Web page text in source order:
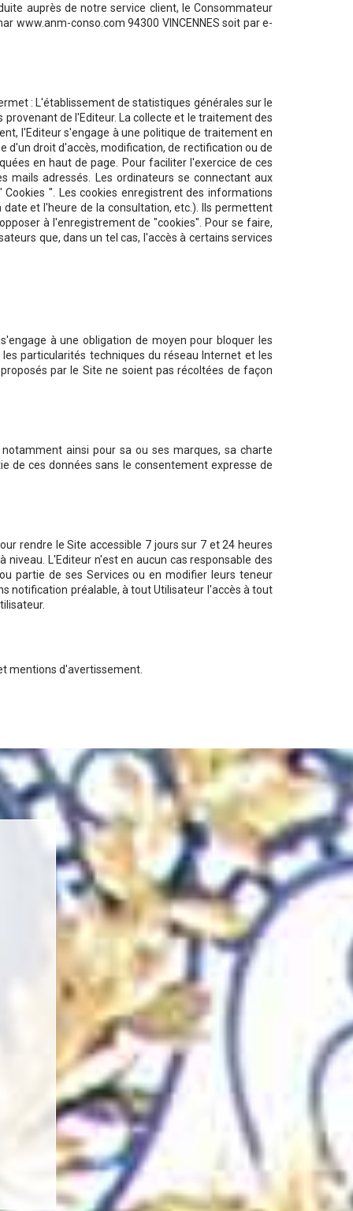
auprès de notre service client, le Consommateur
www.anm-conso.com 94300 VINCENNES soit par e-
: L'établissement de statistiques générales sur le
de l'Editeur. La collecte et le traitement des
l'Editeur s'engage à une politique de traitement en
d'un droit d'accès, modification, de rectification ou de
en haut de page. Pour faciliter l'exercice de ces
mails adressés. Les ordinateurs se connectant aux
". Les cookies enregistrent des informations
et l'heure de la consultation, etc.). Ils permettent
à l'enregistrement de "cookies". Pour se faire,
que, dans un tel cas, l'accès à certains services
à une obligation de moyen pour bloquer les
particularités techniques du réseau Internet et les
par le Site ne soient pas récoltées de façon
ainsi pour sa ou ses marques, sa charte
de ces données sans le consentement expresse de
rendre le Site accessible 7 jours sur 7 et 24 heures
L'Editeur n'est en aucun cas responsable des
partie de ses Services ou en modifier leurs teneur
notification préalable, à tout Utilisateur l'accès à tout
mentions d'avertissement.